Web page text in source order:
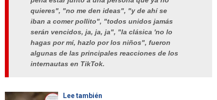
quieres", "no me den ideas", "y de ahí se
iban a comer pollito", "todos unidos jamás
serán vencidos, ja, ja, ja", "la clásica 'no lo
hagas por mí, hazlo por los niños", fueron
algunas de las principales reacciones de los
internautas en TikTok.
Lee también